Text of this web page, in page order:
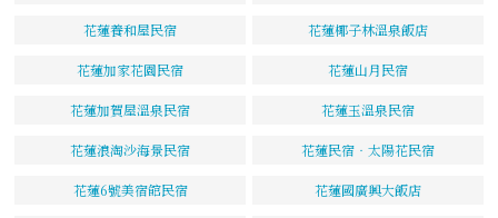
花蓮養和屋民宿 花蓮椰子林溫泉飯店
花蓮加家花園民宿 花蓮山月民宿
花蓮加賀屋溫泉民宿 花蓮玉溫泉民宿
花蓮浪淘沙海景民宿 花蓮民宿‧太陽花民宿
花蓮6號美宿館民宿 花蓮國廣興大飯店